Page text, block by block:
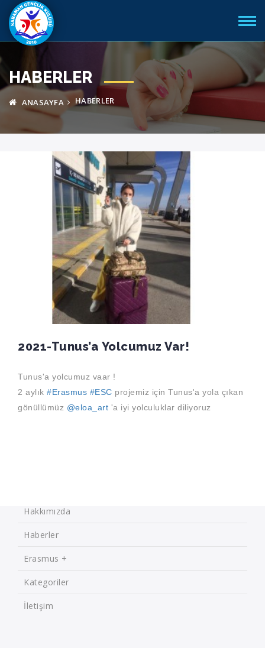
HABERLER
ANASAYFA HABERLER
2021-Tunus’a Yolcumuz Var!
Tunus'a yolcumuz vaar !
2 aylık #Erasmus #ESC projemiz için Tunus'a yola çıkan
gönüllümüz @eloa_art 'a iyi yolculuklar diliyoruz
Hakkımızda
Haberler
Erasmus +
Kategoriler
İletişim